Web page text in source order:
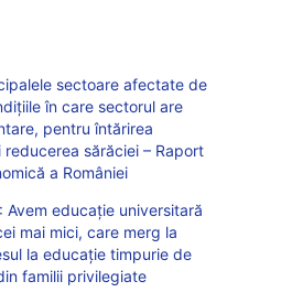
sectoare afectate de
în care sectorul are
pentru întărirea
sărăciei – Raport
a României
Avem educație universitară
mai mici, care merg la
la educație timpurie de
familii privilegiate